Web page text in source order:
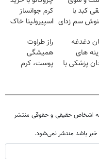
کبد با
سم زدای
کرم جوانساز
اسپیرولینا خاک
جهت خرید
دغدغه
های
پزشکی با
راز طراوت
همیشگی
پوست، کرم
اشخاص حقیقی و حقوقی منتشر
خبر باشد منتشر نمی‌شود.